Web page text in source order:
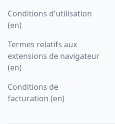
Conditions d'utilisation
(en)
Termes relatifs aux
extensions de navigateur
(en)
Conditions de
facturation (en)